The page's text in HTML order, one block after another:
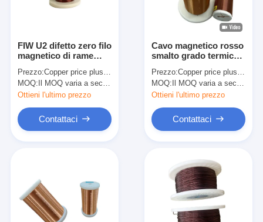
FIW U2 difetto zero filo
magnetico di rame
completamente isolato
Prezzo:Copper price plus processing fee plus freight
MOQ: Il MOQ varia a seconda della dimensione della specifica
Ottieni l'ultimo prezzo
Contattaci
Cavo magnetico rosso
smalto grado termico
- 0,71 mm
Prezzo:Copper price plus processing fee plus freight
MOQ: Il MOQ varia a seconda della dimensione della specifica
Ottieni l'ultimo prezzo
Contattaci